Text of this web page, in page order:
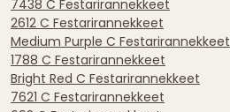
7438 C Festarirannekkeet
2612 C Festarirannekkeet
Medium Purple C Festarirannekkeet
1788 C Festarirannekkeet
Bright Red C Festarirannekkeet
7621 C Festarirannekkeet